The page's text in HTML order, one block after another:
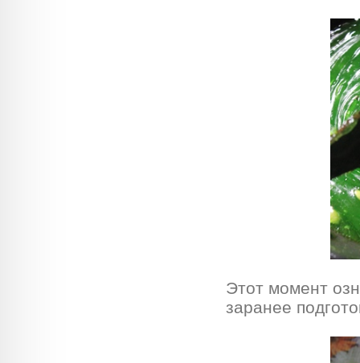
Этот момент
заранее